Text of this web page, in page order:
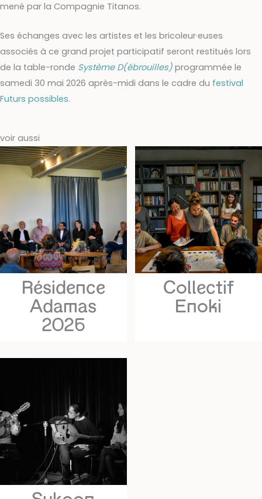
mené par la Compagnie Titanos.
Ses échanges avec les artistes et les bricoleur·euses
associés à ce grand projet participatif seront restitués lors
de la table-ronde Système D(ébrouilles) programmée le
samedi 30 mai 2026 après-midi dans le cadre du festival
Futurs possibles.
voir aussi
Résidence
Adamas
2026
Collectif
Enoki